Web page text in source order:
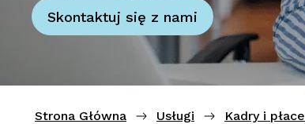
Skontaktuj się z nami
Strona Główna Usługi Kadry i płace